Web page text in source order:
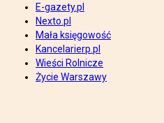
E-gazety.pl
Nexto.pl
Mała księgowość
Kancelarierp.pl
Wieści Rolnicze
Życie Warszawy